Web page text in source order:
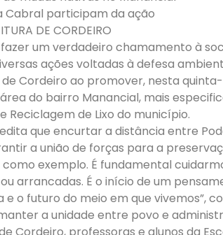
Cabral participam da ação
DE CORDEIRO
um verdadeiro chamamento à
ações voltadas à defesa
Cordeiro ao promover, nesta quinta-
do bairro Manancial, mais
Reciclagem de Lixo do município.
que encurtar a distância entre
a união de forças para a
exemplo. É fundamental
arrancadas. É o início de um
o futuro do meio em que vivemos”,
a unidade entre povo e